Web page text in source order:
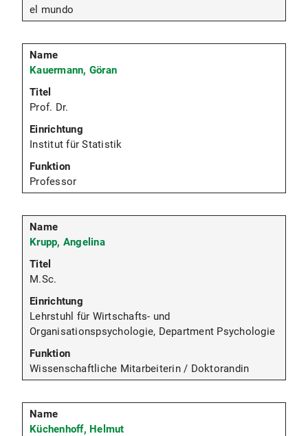
el mundo
Kauermann, Göran
Prof. Dr.
Institut für Statistik
Professor
Krupp, Angelina
M.Sc.
Lehrstuhl für Wirtschafts- und
Organisationspsychologie, Department Psychologie
Wissenschaftliche Mitarbeiterin / Doktorandin
Küchenhoff, Helmut